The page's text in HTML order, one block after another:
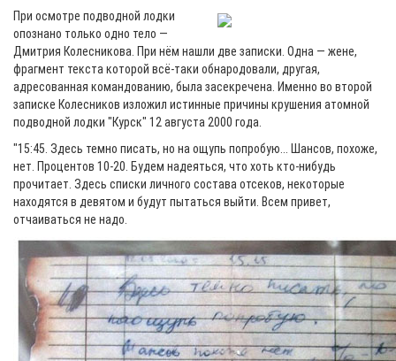
При осмотре подводной лодки
опознано только одно тело —
Дмитрия Колесникова. При нём нашли две записки. Одна — жене,
фрагмент текста которой всё-таки обнародовали, другая,
адресованная командованию, была засекречена. Именно во второй
записке Колесников изложил истинные причины крушения атомной
подводной лодки "Курск" 12 августа 2000 года.
"15:45. Здесь темно писать, но на ощупь попробую... Шансов, похоже,
нет. Процентов 10-20. Будем надеяться, что хоть кто-нибудь
прочитает. Здесь списки личного состава отсеков, некоторые
находятся в девятом и будут пытаться выйти. Всем привет,
отчаиваться не надо.